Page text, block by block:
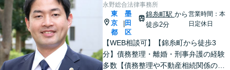
永野総合法律事務所
東
京
都
|
墨
田
区
錦糸町駅 から
徒歩2分
営業時間：本
日定休日
【WEB相談可】【錦糸町から徒歩3
分】債務整理・離婚・刑事弁護の経験
多数【債務整理や不動産相続関係の著